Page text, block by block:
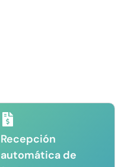
Recepción
automática de